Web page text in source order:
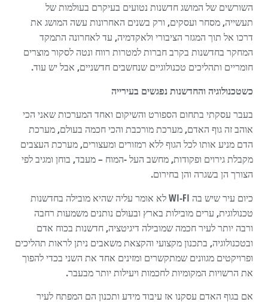
השורשים של המושג חדשנות נטועים בעיקרם בעולמות של
תעשייה, מסחר ועסקים, ורק בשנים האחרונות עשה המושג את
דרכו אל תוך המגזר הציבורי ולאקדמיה, עד לאחרונה התמקד
המחקר בחדשנות בקרב חברות למטרות רווח ונטה לסקור מוצרים
חומריים ותהליכים טכנולוגיים שנחשבים חדשניים, אבל יש עוד.
כשטכנולוגיה והחדשנות נפגשים בעירייה
בעבר עסקתי בתחום הספורט והשיקום ואחד המערכות שאני הכי
אוהב זה גוף האדם, מערכת מורכבת והכי חכמה בעולם, מערכת
הדם מניע אותו לכל הגוף ללא רמזורים ומעצורים, מערכת העצבים
מקבלת גירוים ופקודות, מחשב העל -המוח – מעבד, בוחן ומגיב לפי
הצורך הן בשגרה והן בחירום.
כיום עיר שיש בה WI-FI לא אומר עליה שהיא מובילה בחדשנות
טכנולוגית, ערים מובילות בארץ ובעולם נותנים משמעות רחבה
ורבה יותר לעיר חכמה שמובילה דיגיטציה, חדשנות בכוח אדם
ובטכנולוגיה, בתכנון מקצועי והקצאת משאבים ניתן לראות תהליכים
ופרויקטים מגוונים שמתקשרים ומזינים אחד את השני בכדי להפוך
את הרשויות המקומיות לחכמות ויעילות יותר מבעבר.
אם בגוף האדם עסקנו אז עיבוד מידע ותכנון הם המפתח לעיר